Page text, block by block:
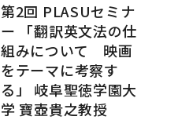
第2回 PLASUセミナ
ー 「翻訳英文法の仕
組みについて 映画
をテーマに考察す
る」 岐阜聖徳学園大
学 寶壺貴之教授